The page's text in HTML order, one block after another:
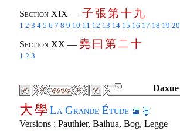
Section XIX — 子張第十 九
1 2 3 4 5 6 7 8 9 10 11 12 13 14 15 16 17 18 19 20
Section XX — 堯 曰 第二十
1 2 3
Daxue
大學La Grande Étude
Versions : Pauthier, Baihua, Bog, Legge